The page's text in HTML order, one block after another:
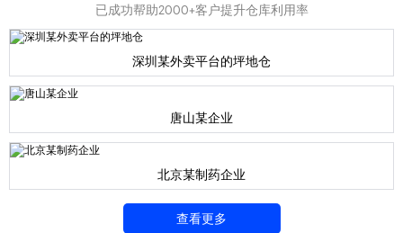
已成功帮助2000+客户提升仓库利用率
深圳某外卖平台的坪地仓
唐山某企业
北京某制药企业
查看更多